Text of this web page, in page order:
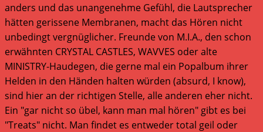
anders und das unangenehme Gefühl, die Lautsprecher
hätten gerissene Membranen, macht das Hören nicht
unbedingt vergnüglicher. Freunde von M.I.A., den schon
erwähnten CRYSTAL CASTLES, WAVVES oder alte
MINISTRY-Haudegen, die gerne mal ein Popalbum ihrer
Helden in den Händen halten würden (absurd, I know),
sind hier an der richtigen Stelle, alle anderen eher nicht.
Ein "gar nicht so übel, kann man mal hören" gibt es bei
"Treats" nicht. Man findet es entweder total geil oder